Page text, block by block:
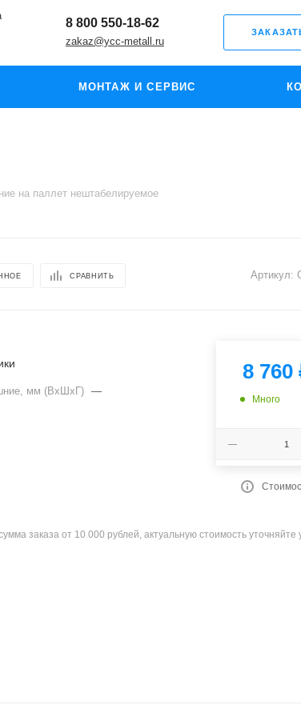
8 800 550-18-62
zakaz@ycc-metall.ru
МОНТАЖ И СЕРВИС
на паллет нештабелируемое
СРАВНИТЬ Артикул:
мм (ВхШхГ)
—
8 760
Много
заказа от 10 000 рублей, актуальную стоимость